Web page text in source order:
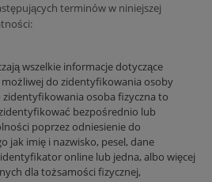
terminów w niniejszej
wszelkie informacje dotyczące
do zidentyfikowania osoby
osoba fizyczna to
bezpośrednio lub
poprzez odniesienie do
jak imię i nazwisko, pesel, dane
online lub jedna, albo więcej
dla tożsamości fizycznej,